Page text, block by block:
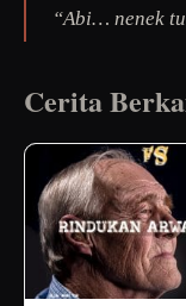
“Abi… nenek
Cerita